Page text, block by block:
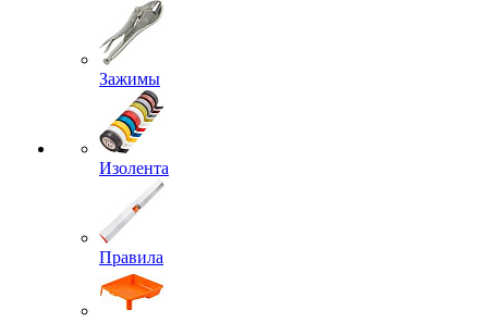
Зажимы
Изолента
Правила